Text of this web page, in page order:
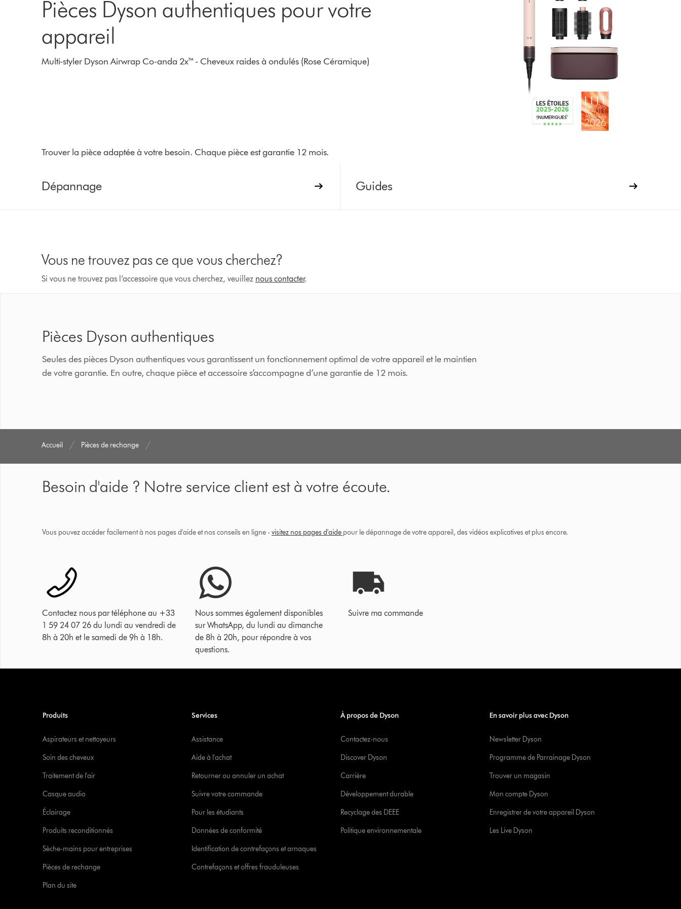
Pièces Dyson authentiques pour votre
appareil
Multi-styler Dyson Airwrap Co-anda 2x™ - Cheveux raides à ondulés (Rose Céramique)
Trouver la pièce adaptée à votre besoin. Chaque pièce est garantie 12 mois.
Dépannage Guides
Vous ne trouvez pas ce que vous cherchez?
Si vous ne trouvez pas l’accessoire que vous cherchez, veuillez nous contacter.
Pièces Dyson authentiques
Seules des pièces Dyson authentiques vous garantissent un fonctionnement optimal de votre appareil et le maintien
de votre garantie. En outre, chaque pièce et accessoire s’accompagne d’une garantie de 12 mois.
Accueil Pièces de rechange
Besoin d'aide ? Notre service client est à votre écoute.
Vous pouvez accéder facilement à nos pages d'aide et nos conseils en ligne - visitez nos pages d'aide pour le dépannage de votre appareil, des vidéos explicatives et plus encore.
Contactez nous par téléphone au +33
1 59 24 07 26 du lundi au vendredi de
8h à 20h et le samedi de 9h à 18h.
Nous sommes également disponibles
sur WhatsApp, du lundi au dimanche
de 8h à 20h, pour répondre à vos
questions.
Suivre ma commande
Produits
Aspirateurs et nettoyeurs
Soin des cheveux
Traitement de l'air
Casque audio
Éclairage
Produits reconditionnés
Sèche-mains pour entreprises
Pièces de rechange
Plan du site
Services
Assistance
Aide à l'achat
Retourner ou annuler un achat
Suivre votre commande
Pour les étudiants
Données de conformité
Identification de contrefaçons et arnaques
Contrefaçons et offres frauduleuses
À propos de Dyson
Contactez-nous
Discover Dyson
Carrière
Développement durable
Recyclage des DEEE
Politique environnementale
En savoir plus avec Dyson
Newsletter Dyson
Programme de Parrainage Dyson
Trouver un magasin
Mon compte Dyson
Enregistrer de votre appareil Dyson
Les Live Dyson